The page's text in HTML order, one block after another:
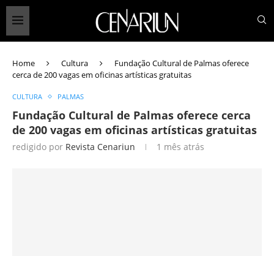
Home Cultura
Fundação Cultural de Palmas oferece
cerca de 200 vagas em oficinas artísticas gratuitas
CULTURA PALMAS
Fundação Cultural de Palmas oferece cerca
de 200 vagas em oficinas artísticas gratuitas
redigido por Revista Cenariun 1 mês atrás